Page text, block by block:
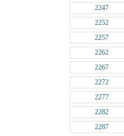
2247
2252
2257
2262
2267
2272
2277
2282
2287